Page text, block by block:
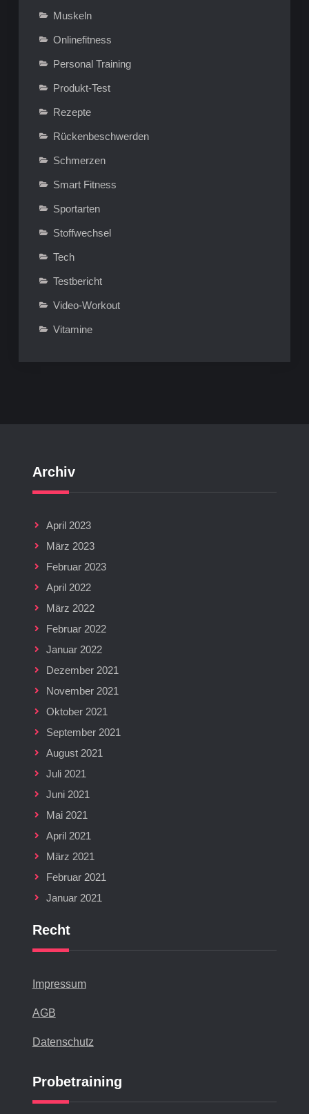
Muskeln
Onlinefitness
Personal Training
Produkt-Test
Rezepte
Rückenbeschwerden
Schmerzen
Smart Fitness
Sportarten
Stoffwechsel
Tech
Testbericht
Video-Workout
Vitamine
Archiv
April 2023
März 2023
Februar 2023
April 2022
März 2022
Februar 2022
Januar 2022
Dezember 2021
November 2021
Oktober 2021
September 2021
August 2021
Juli 2021
Juni 2021
Mai 2021
April 2021
März 2021
Februar 2021
Januar 2021
Recht
Impressum
AGB
Datenschutz
Probetraining